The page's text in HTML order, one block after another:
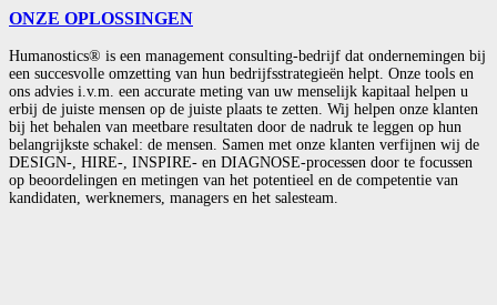
ONZE OPLOSSINGEN
Humanostics® is een management consulting-bedrijf dat ondernemingen bij
een succesvolle omzetting van hun bedrijfsstrategieën helpt. Onze tools en
ons advies i.v.m. een accurate meting van uw menselijk kapitaal helpen u
erbij de juiste mensen op de juiste plaats te zetten. Wij helpen onze klanten
bij het behalen van meetbare resultaten door de nadruk te leggen op hun
belangrijkste schakel: de mensen. Samen met onze klanten verfijnen wij de
DESIGN-, HIRE-, INSPIRE- en DIAGNOSE-processen door te focussen
op beoordelingen en metingen van het potentieel en de competentie van
kandidaten, werknemers, managers en het salesteam.